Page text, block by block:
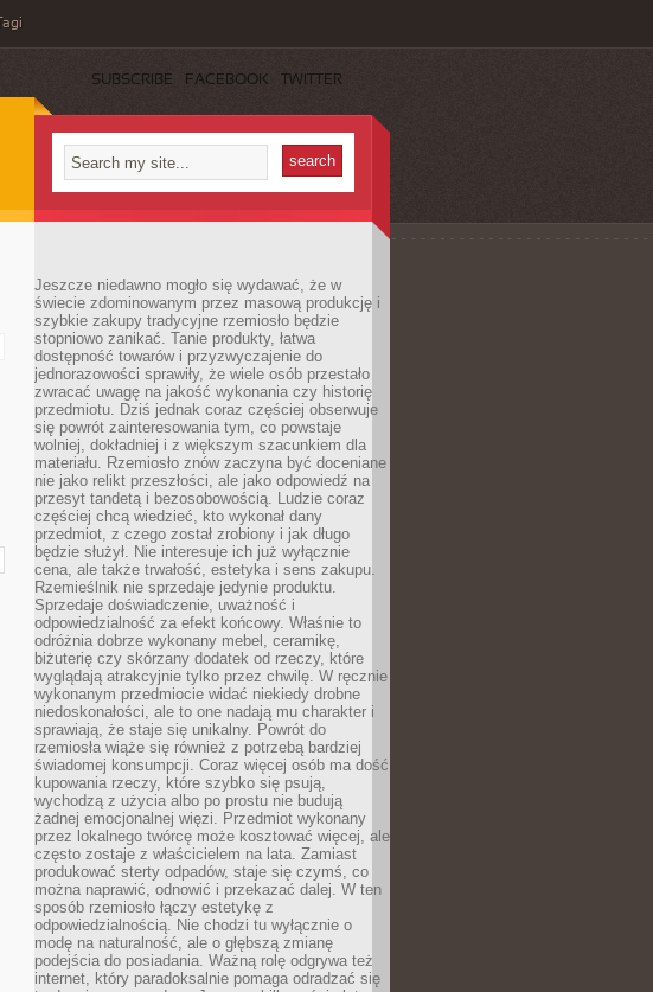
Tagi
SUBSCRIBE FACEBOOK TWITTER
Jeszcze niedawno mogło się wydawać, że w
świecie zdominowanym przez masową produkcję i
szybkie zakupy tradycyjne rzemiosło będzie
stopniowo zanikać. Tanie produkty, łatwa
dostępność towarów i przyzwyczajenie do
jednorazowości sprawiły, że wiele osób przestało
zwracać uwagę na jakość wykonania czy historię
przedmiotu. Dziś jednak coraz częściej obserwuje
się powrót zainteresowania tym, co powstaje
wolniej, dokładniej i z większym szacunkiem dla
materiału. Rzemiosło znów zaczyna być doceniane
nie jako relikt przeszłości, ale jako odpowiedź na
przesyt tandetą i bezosobowością. Ludzie coraz
częściej chcą wiedzieć, kto wykonał dany
przedmiot, z czego został zrobiony i jak długo
będzie służył. Nie interesuje ich już wyłącznie
cena, ale także trwałość, estetyka i sens zakupu.
Rzemieślnik nie sprzedaje jedynie produktu.
Sprzedaje doświadczenie, uważność i
odpowiedzialność za efekt końcowy. Właśnie to
odróżnia dobrze wykonany mebel, ceramikę,
biżuterię czy skórzany dodatek od rzeczy, które
wyglądają atrakcyjnie tylko przez chwilę. W ręcznie
wykonanym przedmiocie widać niekiedy drobne
niedoskonałości, ale to one nadają mu charakter i
sprawiają, że staje się unikalny. Powrót do
rzemiosła wiąże się również z potrzebą bardziej
świadomej konsumpcji. Coraz więcej osób ma dość
kupowania rzeczy, które szybko się psują,
wychodzą z użycia albo po prostu nie budują
żadnej emocjonalnej więzi. Przedmiot wykonany
przez lokalnego twórcę może kosztować więcej, ale
często zostaje z właścicielem na lata. Zamiast
produkować sterty odpadów, staje się czymś, co
można naprawić, odnowić i przekazać dalej. W ten
sposób rzemiosło łączy estetykę z
odpowiedzialnością. Nie chodzi tu wyłącznie o
modę na naturalność, ale o głębszą zmianę
podejścia do posiadania. Ważną rolę odgrywa też
internet, który paradoksalnie pomaga odradzać się